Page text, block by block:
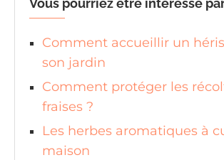
Vous pourriez être intéressé
Comment accueillir un
son jardin
Comment protéger les
fraises ?
Les herbes aromatiques à
maison